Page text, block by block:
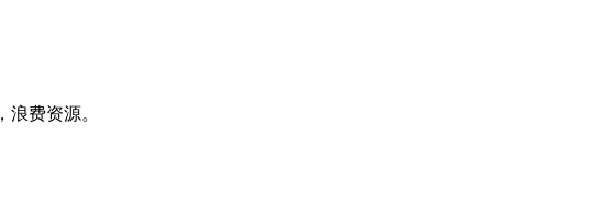
费资源。